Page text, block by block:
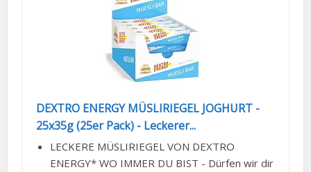
DEXTRO ENERGY MÜSLIRIEGEL JOGHURT -
25x35g (25er Pack) - Leckerer...
LECKERE MÜSLIRIEGEL VON DEXTRO
ENERGY* WO IMMER DU BIST - Dürfen wir dir